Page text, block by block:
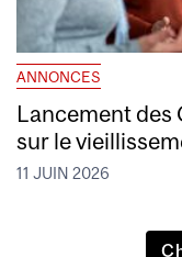
ANNONCES
Lancement
sur le
11 JUIN 2026